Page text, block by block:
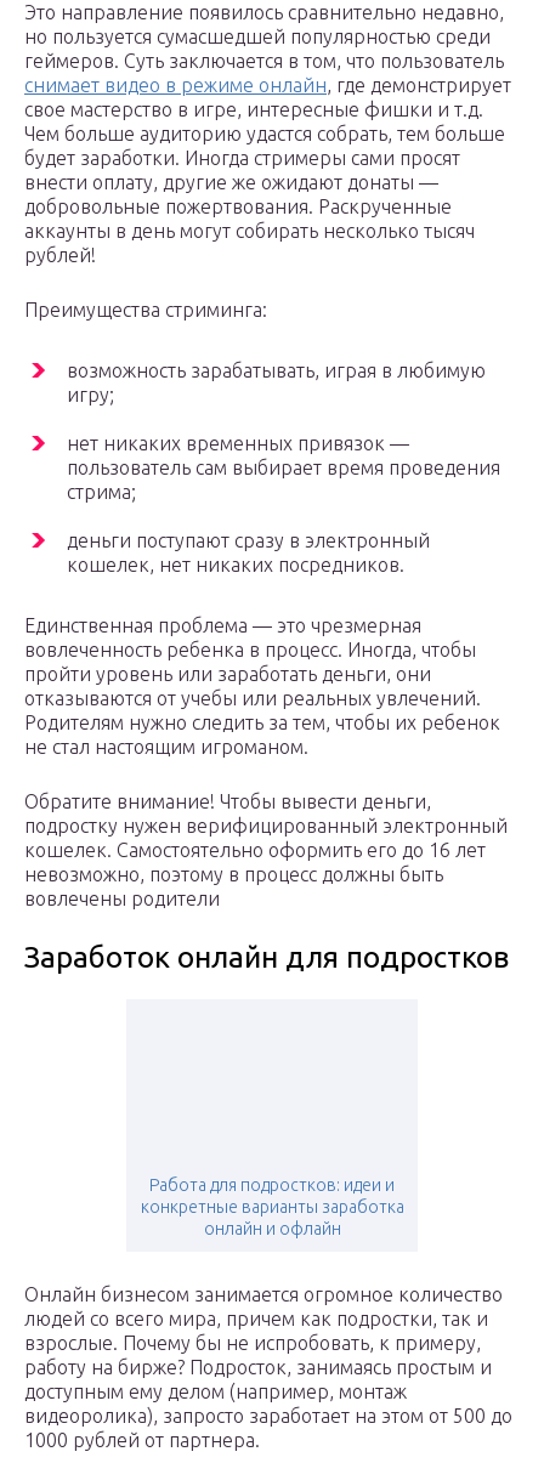
Это направление появилось сравнительно недавно,
но пользуется сумасшедшей популярностью среди
геймеров. Суть заключается в том, что пользователь
снимает видео в режиме онлайн, где демонстрирует
свое мастерство в игре, интересные фишки и т.д.
Чем больше аудиторию удастся собрать, тем больше
будет заработки. Иногда стримеры сами просят
внести оплату, другие же ожидают донаты —
добровольные пожертвования. Раскрученные
аккаунты в день могут собирать несколько тысяч
рублей!
Преимущества стриминга:
возможность зарабатывать, играя в любимую
игру;
нет никаких временных привязок —
пользователь сам выбирает время проведения
стрима;
деньги поступают сразу в электронный
кошелек, нет никаких посредников.
Единственная проблема — это чрезмерная
вовлеченность ребенка в процесс. Иногда, чтобы
пройти уровень или заработать деньги, они
отказываются от учебы или реальных увлечений.
Родителям нужно следить за тем, чтобы их ребенок
не стал настоящим игроманом.
Обратите внимание! Чтобы вывести деньги,
подростку нужен верифицированный электронный
кошелек. Самостоятельно оформить его до 16 лет
невозможно, поэтому в процесс должны быть
вовлечены родители
Заработок онлайн для подростков
Работа для подростков: идеи и
конкретные варианты заработка
онлайн и офлайн
Онлайн бизнесом занимается огромное количество
людей со всего мира, причем как подростки, так и
взрослые. Почему бы не испробовать, к примеру,
работу на бирже? Подросток, занимаясь простым и
доступным ему делом (например, монтаж
видеоролика), запросто заработает на этом от 500 до
1000 рублей от партнера.